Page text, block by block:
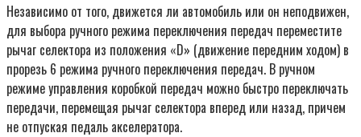
Независимо от того, движется ли автомобиль или он неподвижен,
для выбора ручного режима переключения передач переместите
рычаг селектора из положения «D» (движение передним ходом) в
прорезь 6 режима ручного переключения передач. В ручном
режиме управления коробкой передач можно быстро переключать
передачи, перемещая рычаг селектора вперед или назад, причем
не отпуская педаль акселератора.